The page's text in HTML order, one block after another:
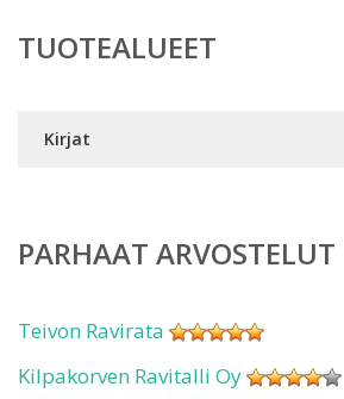
TUOTEALUEET
Kirjat
PARHAAT ARVOSTELUT
Teivon Ravirata
Kilpakorven Ravitalli Oy